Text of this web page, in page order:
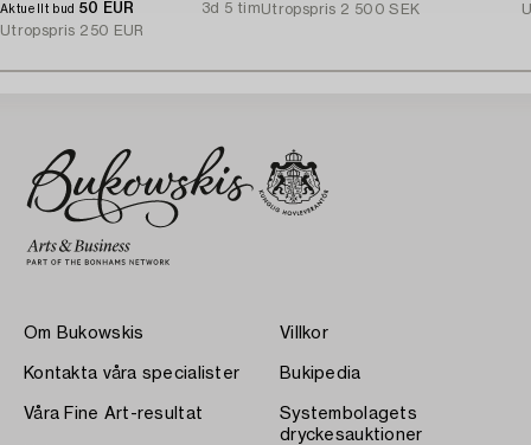
Aktuellt bud 50 EUR
3d 5 tim
Utropspris 250 EUR
Utropspris 2 500 SEK
Om Bukowskis
Kontakta våra specialister
Våra Fine Art-resultat
Villkor
Bukipedia
Systembolagets
dryckesauktioner